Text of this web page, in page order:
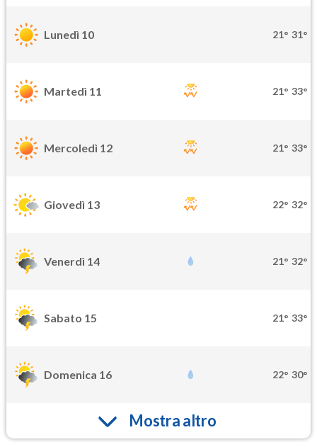
Lunedì 10 21° 31°
Martedì 11 21° 33°
Mercoledì 12 21° 33°
Giovedì 13 22° 32°
Venerdì 14 21° 32°
Sabato 15 21° 33°
Domenica 16 22° 30°
Mostra altro